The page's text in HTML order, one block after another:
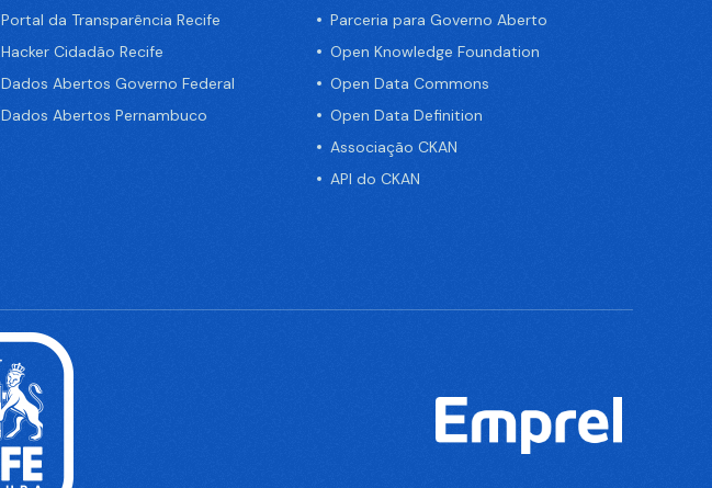
Portal da Transparência Recife
Hacker Cidadão Recife
Dados Abertos Governo Federal
Dados Abertos Pernambuco
Parceria para Governo Aberto
Open Knowledge Foundation
Open Data Commons
Open Data Definition
Associação CKAN
API do CKAN